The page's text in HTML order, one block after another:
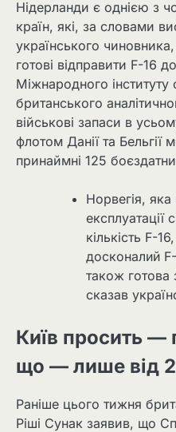
Нідерланди є однією з
країн, які, за словами
українського
готові відправити F-16
Міжнародного інституту
британського
військові запаси в
флотом Данії та Бельгії
принаймні 125
Норвегія,
експлуатації
кількість F-
досконалий
також готова
сказав
Київ просить —
що — лише від
Раніше цього тижня
Ріші Сунак заявив, що